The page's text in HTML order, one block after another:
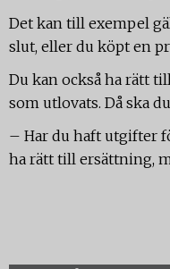
Det kan till exempel
slut, eller du köpt en
Du kan också ha rätt
som utlovats. Då ska
– Har du haft utgifter
ha rätt till ersättning,